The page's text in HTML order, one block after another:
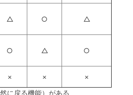
△ ○ △
○ △ ○
× ×
×
に戻る機能）がある